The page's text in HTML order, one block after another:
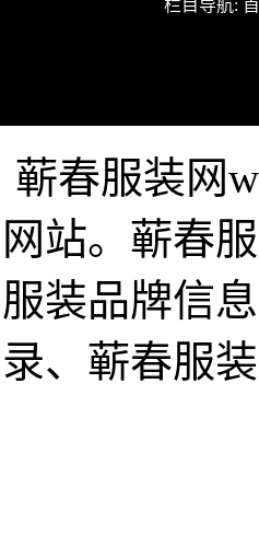
栏目导航:
蕲春服装网
网站。蕲春
服装品牌信
录、蕲春服